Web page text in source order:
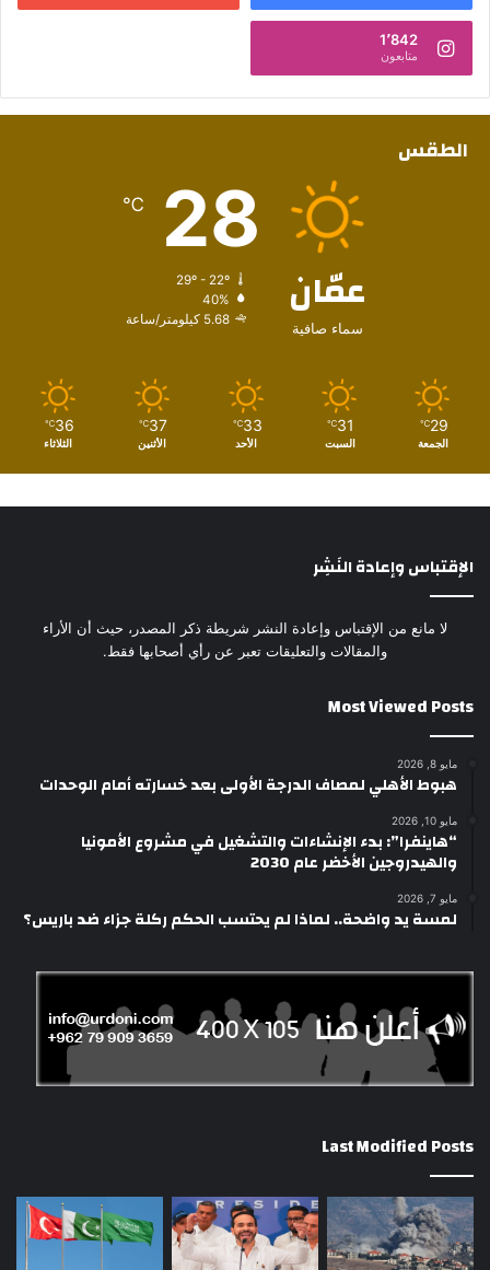
1٬842
متابعون
الطقس
عمّان
سماء صافية
28
℃
29º - 22º
40%
5.68 كيلومتر/ساعة
29
℃
الجمعة
31
℃
السبت
33
℃
الأحد
37
℃
الأثنين
36
℃
الثلاثاء
الإقتباس وإعادة النَشِر
لا مانع من الإقتباس وإعادة النشر شريطة ذكر المصدر، حيث أن الأراء
والمقالات والتعليقات تعبر عن رأي أصحابها فقط.
Most Viewed Posts
مايو 8, 2026
هبوط الأهلي لمصاف الدرجة الأولى بعد خسارته أمام الوحدات
مايو 10, 2026
“هاينفرا”: بدء الإنشاءات والتشغيل في مشروع الأمونيا
والهيدروجين الأخضر عام 2030
مايو 7, 2026
لمسة يد واضحة.. لماذا لم يحتسب الحكم ركلة جزاء ضد باريس؟
Last Modified Posts